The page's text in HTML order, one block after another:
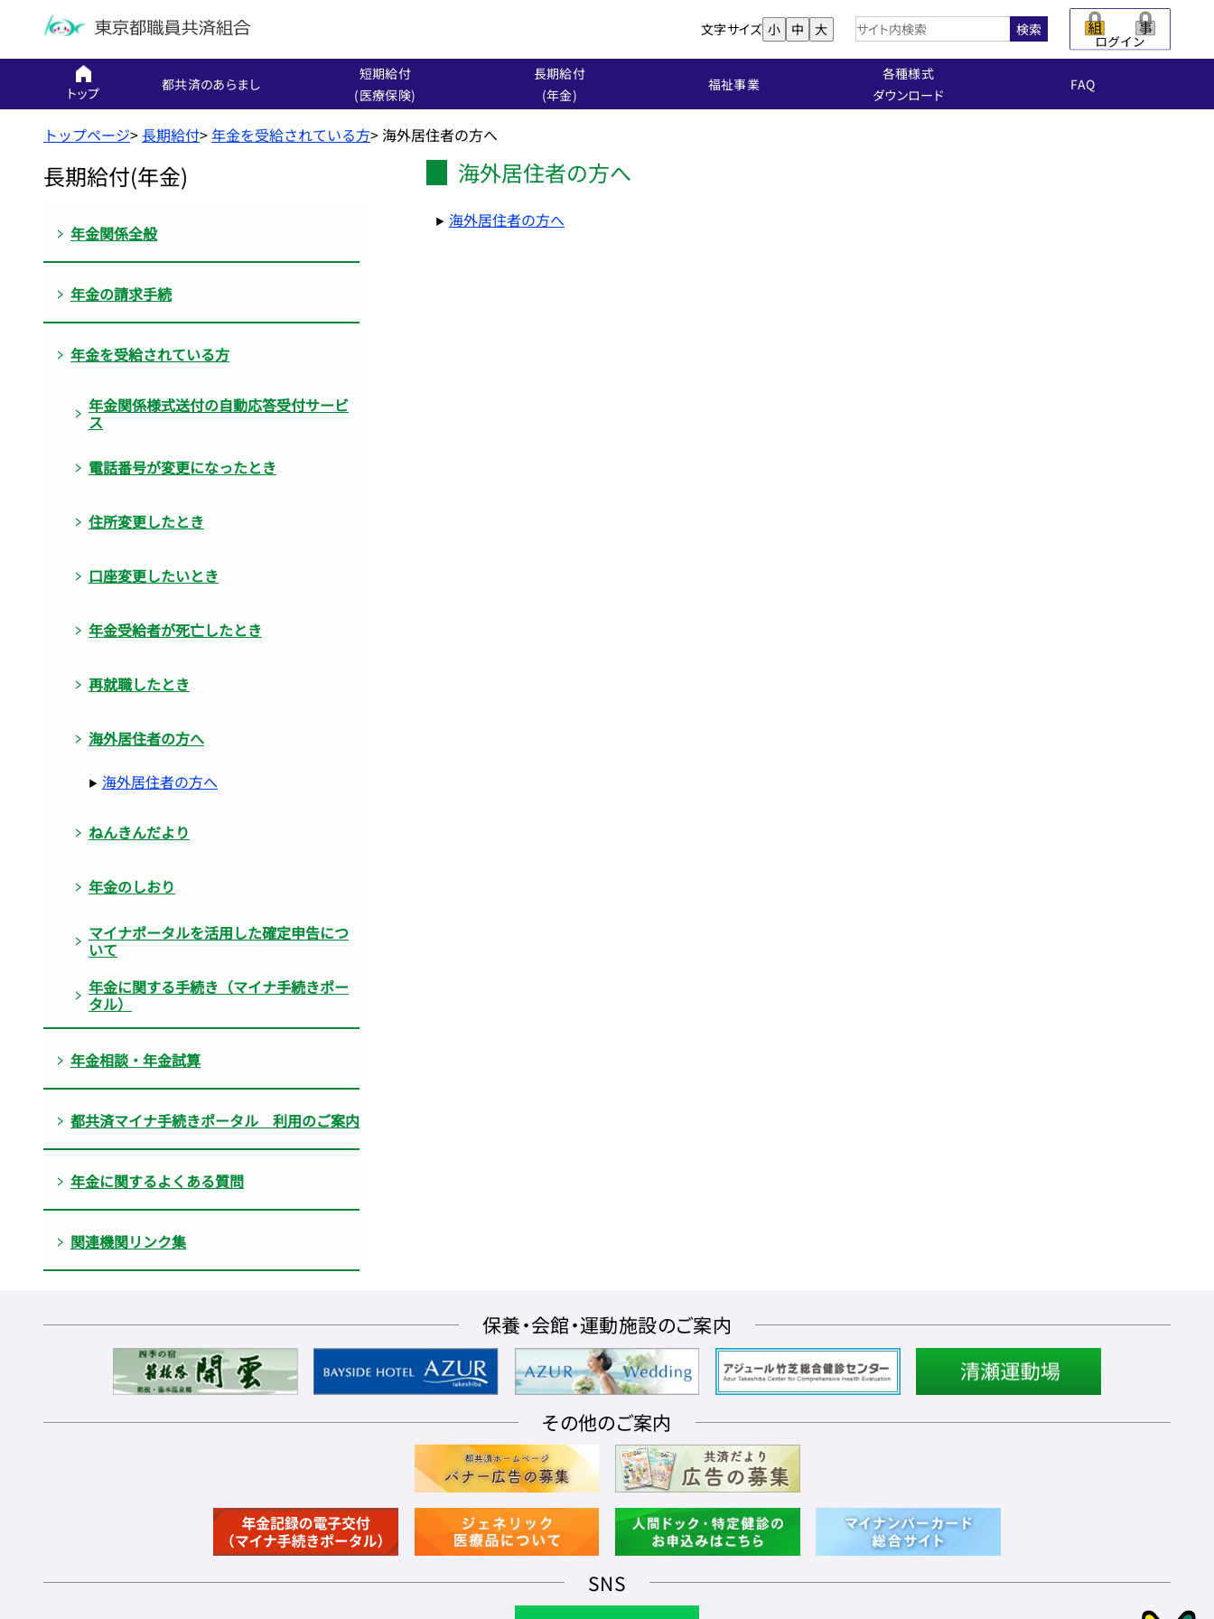
文字サイズ 小 中 大 検索
トップ 都共済のあらまし
短期給付
(医療保険)
長期給付
(年金)
福祉事業
各種様式
ダウンロード
FAQ
トップページ>長期給付>年金を受給されている方>海外居住者の方へ
長期給付(年金)
年金関係全般
年金の請求手続
年金を受給されている方
年金関係様式送付の自動応答受付サービ
ス
電話番号が変更になったとき
住所変更したとき
口座変更したいとき
年金受給者が死亡したとき
再就職したとき
海外居住者の方へ
海外居住者の方へ
ねんきんだより
年金のしおり
マイナポータルを活用した確定申告につ
いて
年金に関する手続き（マイナ手続きポー
タル）
年金相談・年金試算
都共済マイナ手続きポータル 利用のご案内
年金に関するよくある質問
関連機関リンク集
海外居住者の方へ
海外居住者の方へ
保養・会館・運動施設のご案内
その他のご案内
SNS